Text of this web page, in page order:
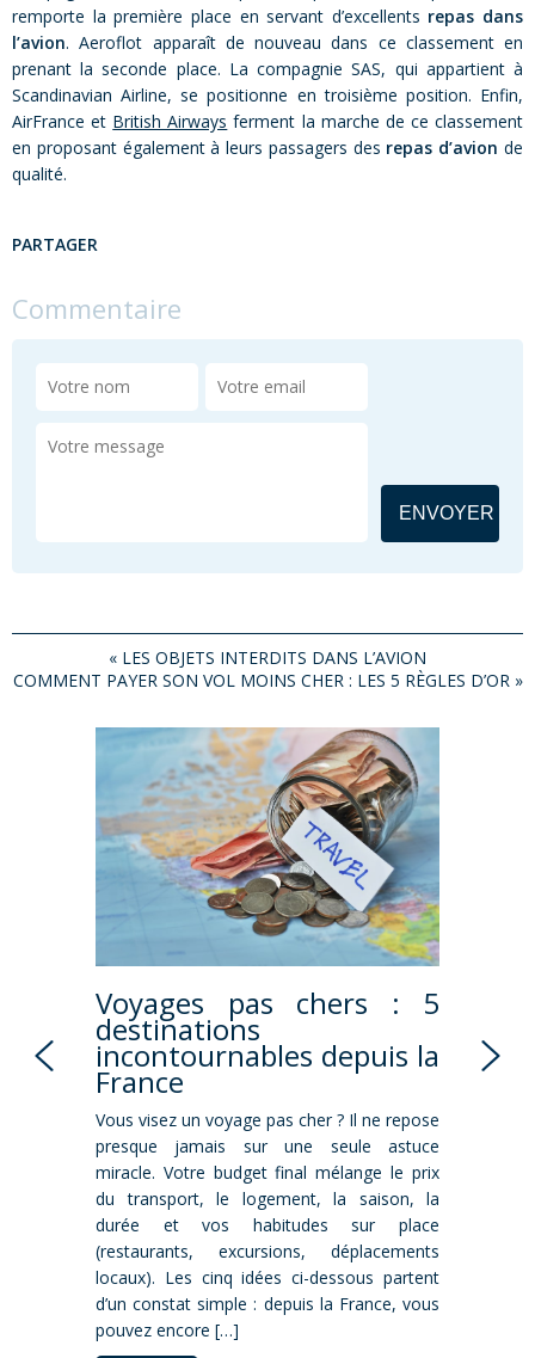
remporte la première place en servant d’excellents repas dans
l’avion. Aeroflot apparaît de nouveau dans ce classement en
prenant la seconde place. La compagnie SAS, qui appartient à
Scandinavian Airline, se positionne en troisième position. Enfin,
AirFrance et British Airways ferment la marche de ce classement
en proposant également à leurs passagers des repas d’avion de
qualité.
PARTAGER
Commentaire
« LES OBJETS INTERDITS DANS L’AVION
COMMENT PAYER SON VOL MOINS CHER : LES 5 RÈGLES D’OR»
à
Voyages pas chers : 5
destinations
incontournables depuis la
France
Vous visez un voyage pas cher ? Il ne repose
presque jamais sur une seule astuce
miracle. Votre budget final mélange le prix
du transport, le logement, la saison, la
durée et vos habitudes sur place
(restaurants, excursions, déplacements
locaux). Les cinq idées ci-dessous partent
d’un constat simple : depuis la France, vous
pouvez encore […]
de